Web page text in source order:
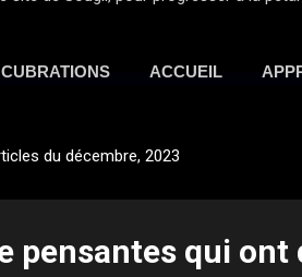
ACCUEIL
du décembre, 2023
pensantes qui ont